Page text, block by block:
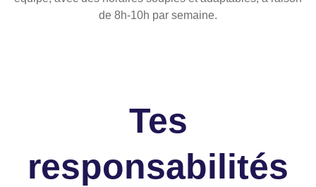
de 8h-10h par semaine.
Tes
responsabilités